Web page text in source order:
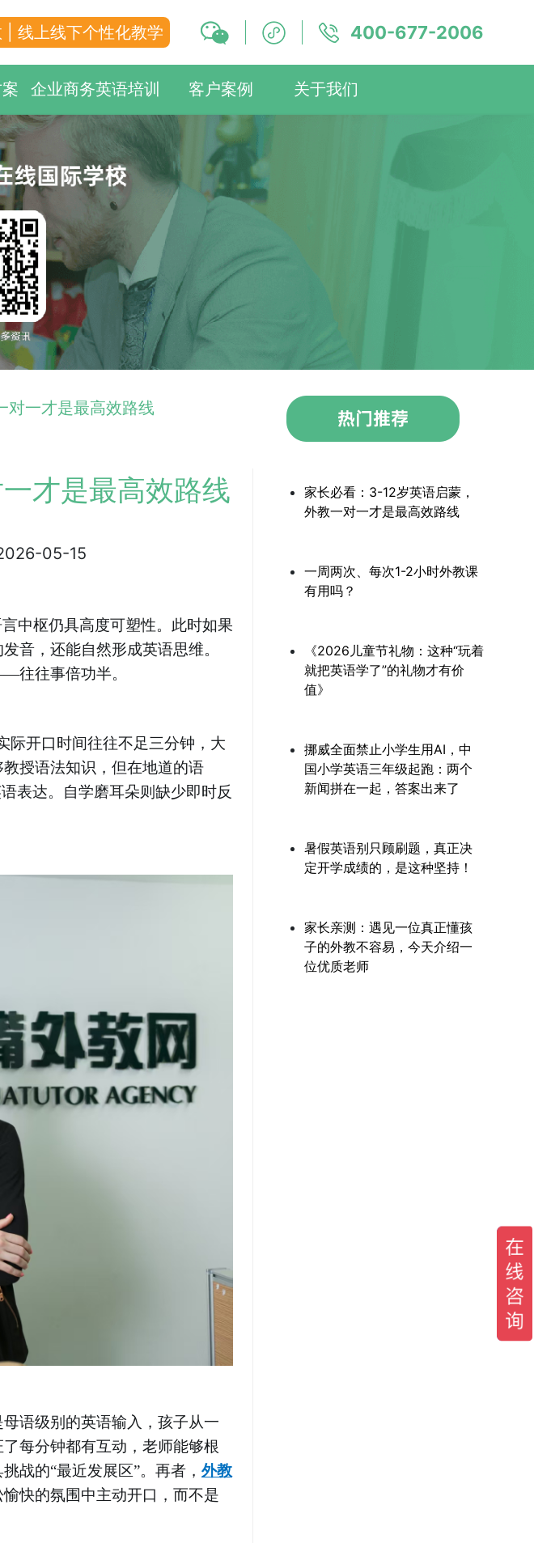
| 线上线下个性化教学 400-677-2006
企业商务英语培训 客户案例 关于我们
对一才是最高效路线
才是最高效路线
05-15
中枢仍具高度可塑性。此时如果
音，还能自然形成英语思维。
往事倍功半。
际开口时间往往不足三分钟，大
教授语法知识，但在地道的语
表达。自学磨耳朵则缺少即时反
语级别的英语输入，孩子从一
每分钟都有互动，老师能够根
战的“最近发展区”。再者， 外教
快的氛围中主动开口，而不是
家长必看：3-12岁英语启蒙，
外教一对一才是最高效路线
一周两次、每次1-2小时外教课
有用吗？
《2026儿童节礼物：这种“玩着
就把英语学了”的礼物才有价
值》
挪威全面禁止小学生用AI，中
国小学英语三年级起跑：两个
新闻拼在一起，答案出来了
暑假英语别只顾刷题，真正决
定开学成绩的，是这种坚持！
家长亲测：遇见一位真正懂孩
子的外教不容易，今天介绍一
位优质老师